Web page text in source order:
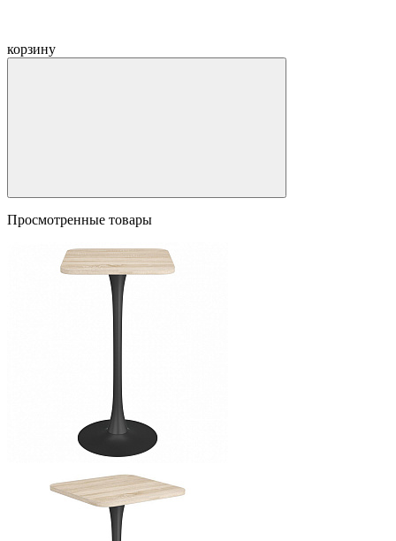
корзину
Просмотренные товары